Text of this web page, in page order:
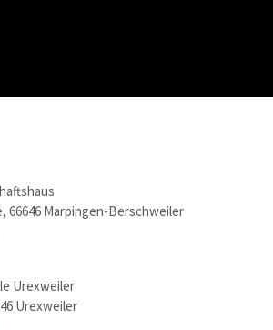
66646 Marpingen-Berschweiler
Urexweiler
Urexweiler